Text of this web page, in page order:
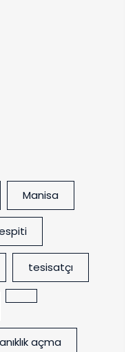
Manisa
tesisatçı
açma